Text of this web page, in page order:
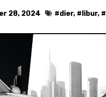
28, 2024 #dier, # libur, #